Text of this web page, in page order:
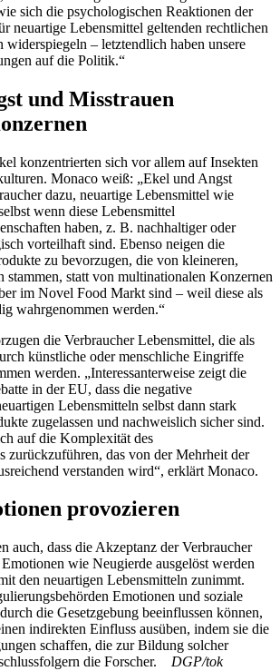
sich die psychologischen Reaktionen der
neuartige Lebensmittel geltenden rechtlichen
widerspiegeln – letztendlich haben unsere
auf die Politik.“
und Misstrauen
konzentrierten sich vor allem auf Insekten
Monaco weiß: „Ekel und Angst
dazu, neuartige Lebensmittel wie
wenn diese Lebensmittel
haben, z. B. nachhaltiger oder
vorteilhaft sind. Ebenso neigen die
zu bevorzugen, die von kleineren,
stammen, statt von multinationalen Konzernen
im Novel Food Markt sind – weil diese als
wahrgenommen werden.“
die Verbraucher Lebensmittel, die als
künstliche oder menschliche Eingriffe
werden. „Interessanterweise zeigt die
in der EU, dass die negative
Lebensmitteln selbst dann stark
zugelassen und nachweislich sicher sind.
auf die Komplexität des
zurückzuführen, das von der Mehrheit der
verstanden wird“, erklärt Monaco.
provozieren
auch, dass die Akzeptanz der Verbraucher
wie Neugierde ausgelöst werden
den neuartigen Lebensmitteln zunimmt.
Emotionen und soziale
die Gesetzgebung beeinflussen können,
indirekten Einfluss ausüben, indem sie die
schaffen, die zur Bildung solcher
die Forscher. DGP/tok